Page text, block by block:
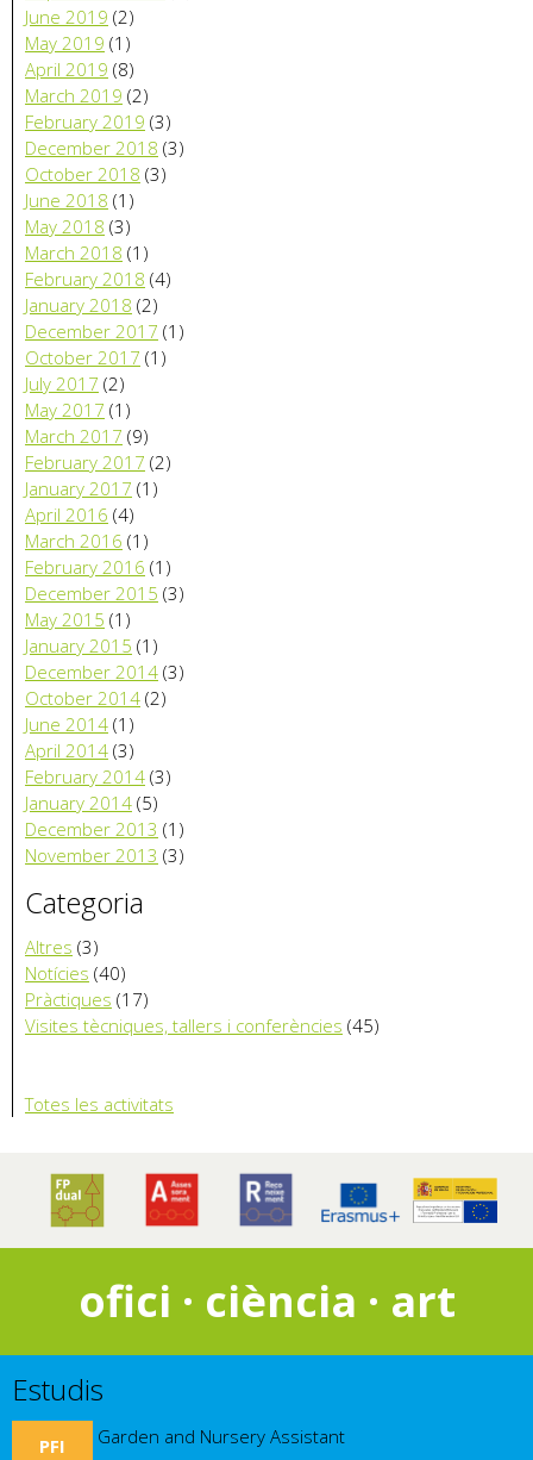
June 2019 (2)
May 2019 (1)
April 2019 (8)
March 2019 (2)
February 2019 (3)
December 2018 (3)
October 2018 (3)
June 2018 (1)
May 2018 (3)
March 2018 (1)
February 2018 (4)
January 2018 (2)
December 2017 (1)
October 2017 (1)
July 2017 (2)
May 2017 (1)
March 2017 (9)
February 2017 (2)
January 2017 (1)
April 2016 (4)
March 2016 (1)
February 2016 (1)
December 2015 (3)
May 2015 (1)
January 2015 (1)
December 2014 (3)
October 2014 (2)
June 2014 (1)
April 2014 (3)
February 2014 (3)
January 2014 (5)
December 2013 (1)
November 2013 (3)
Categoria
Altres (3)
Notícies (40)
Pràctiques (17)
Visites tècniques, tallers i conferències (45)
Totes les activitats
ofici · ciència · art
Estudis
PFI Garden and Nursery Assistant